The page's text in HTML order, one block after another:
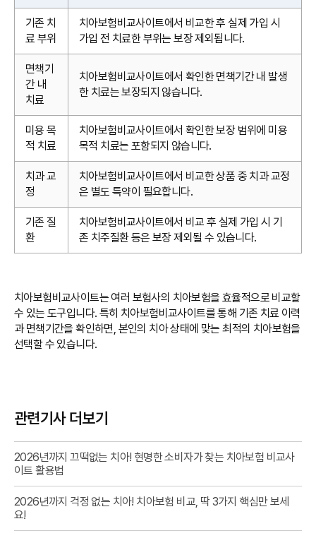
기존 치
료 부위
치아보험비교사이트에서 비교한 후 실제 가입 시
가입 전 치료한 부위는 보장 제외됩니다.
면책기
간 내
치료
치아보험비교사이트에서 확인한 면책기간 내 발생
한 치료는 보장되지 않습니다.
미용 목
적 치료
치아보험비교사이트에서 확인한 보장 범위에 미용
목적 치료는 포함되지 않습니다.
치과 교
정
치아보험비교사이트에서 비교한 상품 중 치과 교정
은 별도 특약이 필요합니다.
기존 질
환
치아보험비교사이트에서 비교 후 실제 가입 시 기
존 치주질환 등은 보장 제외될 수 있습니다.
치아보험비교사이트는 여러 보험사의 치아보험을 효율적으로 비교할
수 있는 도구입니다. 특히 치아보험비교사이트를 통해 기존 치료 이력
과 면책기간을 확인하면, 본인의 치아 상태에 맞는 최적의 치아보험을
선택할 수 있습니다.
관련기사 더보기
2026년까지 끄떡없는 치아! 현명한 소비자가 찾는 치아보험 비교사
이트 활용법
2026년까지 걱정 없는 치아! 치아보험 비교, 딱 3가지 핵심만 보세
요!